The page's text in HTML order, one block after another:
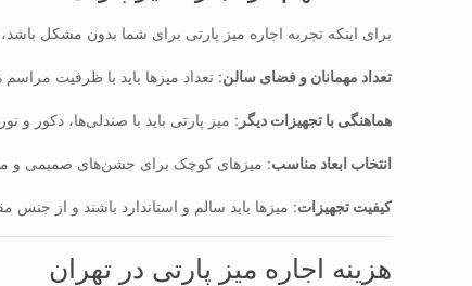
برای اینکه تجربه اجاره میز پارتی برای شما بدون مشکل
تعداد مهمانان و فضای سالن: تعداد میزها باید با ظرفیت
هماهنگی با تجهیزات دیگر : میز پارتی باید با صندلی‌ها، دکور و
انتخاب ابعاد مناسب: میزهای کوچک برای جشن‌های صمیمی و
کیفیت تجهیزات: میزها باید سالم و استاندارد باشند و از جنس
هزینه اجاره میز پارتی در تهران